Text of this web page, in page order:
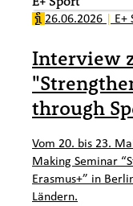
26.06.2026 | E+
Interview
through
Vom 20. bis 23.
Making Seminar
Erasmus+” in
Ländern.